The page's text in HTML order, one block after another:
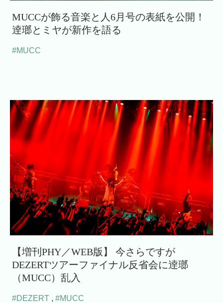
MUCCが飾る音楽と人6月号の表紙を公開！
逹瑯とミヤが新作を語る
#MUCC
【増刊PHY／WEB版】 今さらですが
DEZERTツアーファイナル反省会に逹瑯
（MUCC）乱入
#DEZERT , #MUCC